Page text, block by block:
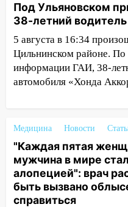
09:41 Диана
Бога в СИЗО
09:35 В
будут судить за
млн рублей
07:20
Жара
знойный и сухой
06:00
Под
пострадал 38-
иномарки
Под Ульяновском
38-летний
5 августа в 16:34
Цильнинском районе. По
информации ГАИ, 38-
автомобиля «Хонда
Медицина Новости
"Каждая пятая
мужчина в мире
алопецией": врач
быть вызвано
справиться